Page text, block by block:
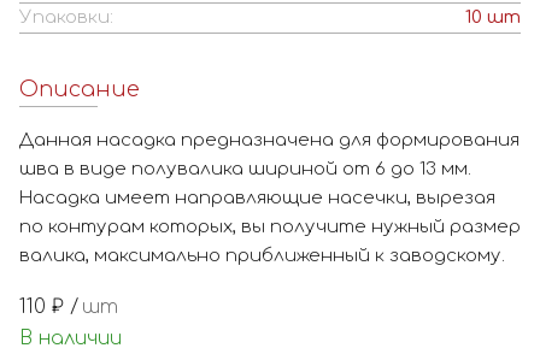
Упаковки:
10 шт
Описание
Данная насадка предназначена для формирования
шва в виде полувалика шириной от 6 до 13 мм.
Насадка имеет направляющие насечки, вырезая
по контурам которых, вы получите нужный размер
валика, максимально приближенный к заводскому.
110 ₽ / шт
В наличии